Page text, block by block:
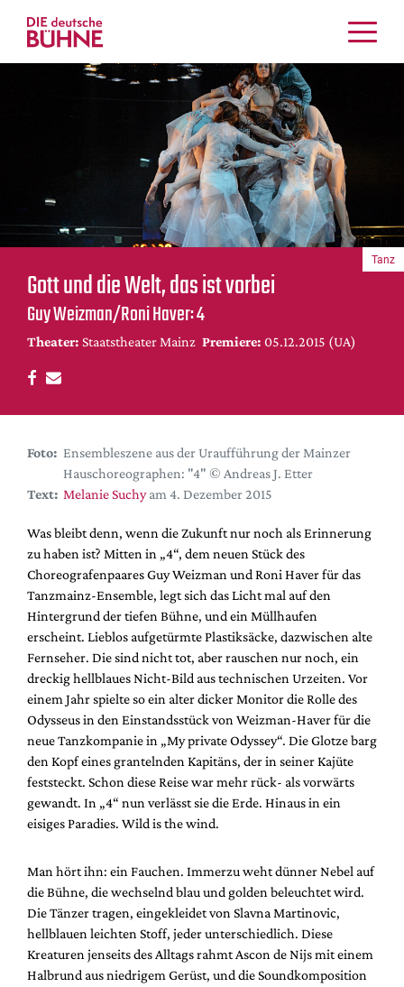
Kritiken
Bühnenwelt
Festivals & Veranstaltungen
Menschen & Theater
Themen
Internationales
Nachrufe
Medientipps
DdB-map
Kalender
Premierensuche
Festival-Planer
Hefte
Alle Hefte
Leseproben
Podcast
Service
Shop / Abo
Newsletter
Redaktion
Autor:innen
Partner
Mediadaten
Suche
Gott und die Welt, das ist vorbei
Guy Weizman/Roni Haver: 4
Theater: Staatstheater Mainz Premiere: 05.12.2015 (UA)
Tanz
Foto: Ensembleszene aus der Uraufführung der Mainzer
Hauschoreographen: "4" © Andreas J. Etter
Text: Melanie Suchyam 4. Dezember 2015
Was bleibt denn, wenn die Zukunft nur noch als Erinnerung
zu haben ist? Mitten in „4“, dem neuen Stück des
Choreografenpaares Guy Weizman und Roni Haver für das
Tanzmainz-Ensemble, legt sich das Licht mal auf den
Hintergrund der tiefen Bühne, und ein Müllhaufen
erscheint. Lieblos aufgetürmte Plastiksäcke, dazwischen alte
Fernseher. Die sind nicht tot, aber rauschen nur noch, ein
dreckig hellblaues Nicht-Bild aus technischen Urzeiten. Vor
einem Jahr spielte so ein alter dicker Monitor die Rolle des
Odysseus in den Einstandsstück von Weizman-Haver für die
neue Tanzkompanie in „My private Odyssey“. Die Glotze barg
den Kopf eines grantelnden Kapitäns, der in seiner Kajüte
feststeckt. Schon diese Reise war mehr rück- als vorwärts
gewandt. In „4“ nun verlässt sie die Erde. Hinaus in ein
eisiges Paradies. Wild is the wind.
Man hört ihn: ein Fauchen. Immerzu weht dünner Nebel auf
die Bühne, die wechselnd blau und golden beleuchtet wird.
Die Tänzer tragen, eingekleidet von Slavna Martinovic,
hellblauen leichten Stoff, jeder unterschiedlich. Diese
Kreaturen jenseits des Alltags rahmt Ascon de Nijs mit einem
Halbrund aus niedrigem Gerüst, und die Soundkomposition